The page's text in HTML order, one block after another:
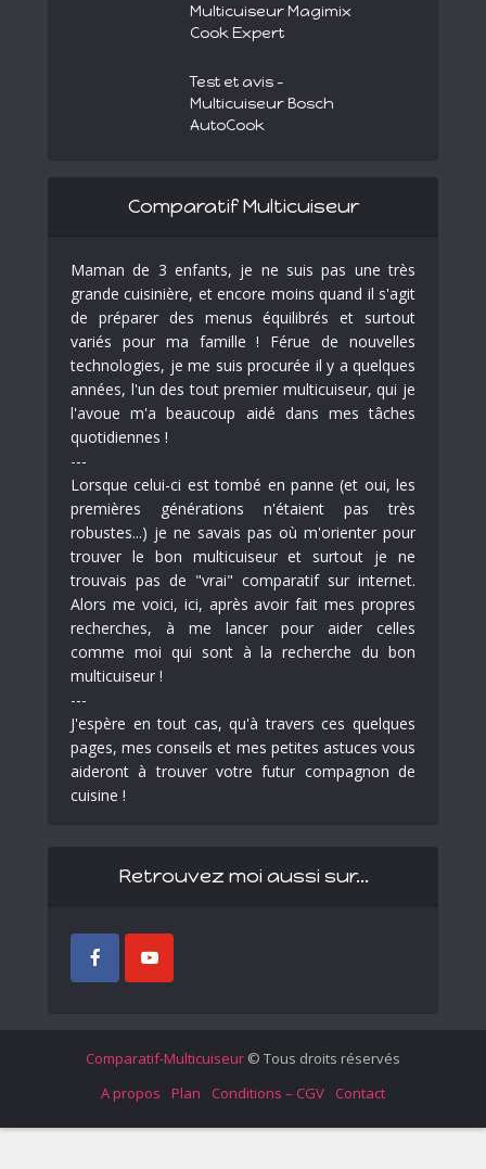
Multicuiseur Magimix
Cook Expert
Test et avis –
Multicuiseur Bosch
AutoCook
Comparatif Multicuiseur
Maman de 3 enfants, je ne suis pas une très
grande cuisinière, et encore moins quand il s'agit
de préparer des menus équilibrés et surtout
variés pour ma famille ! Férue de nouvelles
technologies, je me suis procurée il y a quelques
années, l'un des tout premier multicuiseur, qui je
l'avoue m'a beaucoup aidé dans mes tâches
quotidiennes !
---
Lorsque celui-ci est tombé en panne (et oui, les
premières générations n'étaient pas très
robustes...) je ne savais pas où m'orienter pour
trouver le bon multicuiseur et surtout je ne
trouvais pas de "vrai" comparatif sur internet.
Alors me voici, ici, après avoir fait mes propres
recherches, à me lancer pour aider celles
comme moi qui sont à la recherche du bon
multicuiseur !
---
J'espère en tout cas, qu'à travers ces quelques
pages, mes conseils et mes petites astuces vous
aideront à trouver votre futur compagnon de
cuisine !
Retrouvez moi aussi sur…
Comparatif-Multicuiseur © Tous droits réservés
A propos
Plan Conditions – CGV Contact